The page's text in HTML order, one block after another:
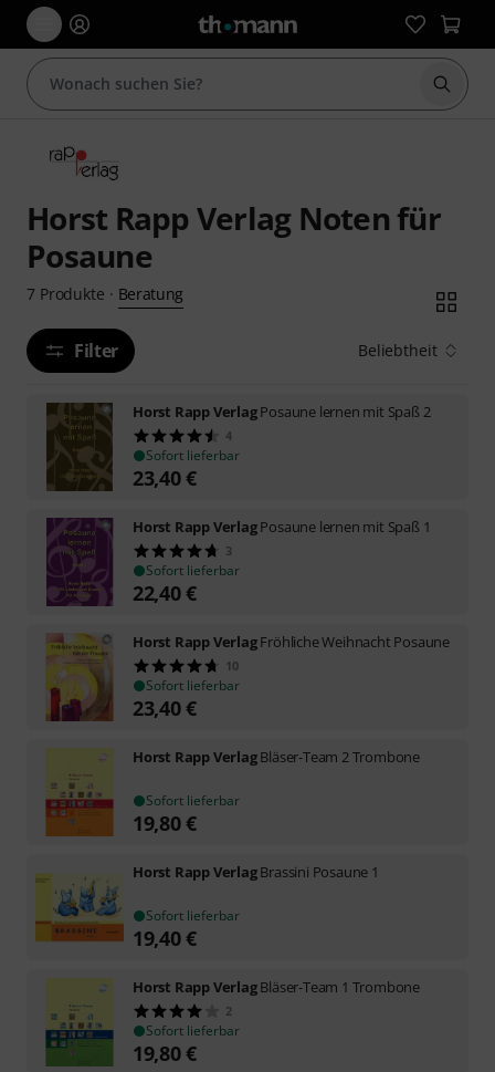
Suche
Horst Rapp Verlag Noten für
Posaune
7 Produkte · Beratung
Filter Beliebtheit
Horst Rapp VerlagPosaune lernen mit Spaß 2
4
Sofort lieferbar
23,40€
Horst Rapp VerlagPosaune lernen mit Spaß 1
3
Sofort lieferbar
22,40€
Horst Rapp VerlagFröhliche Weihnacht Posaune
10
Sofort lieferbar
23,40€
Horst Rapp VerlagBläser-Team 2 Trombone
Sofort lieferbar
19,80€
Horst Rapp VerlagBrassini Posaune 1
Sofort lieferbar
19,40€
Horst Rapp VerlagBläser-Team 1 Trombone
2
Sofort lieferbar
19,80€